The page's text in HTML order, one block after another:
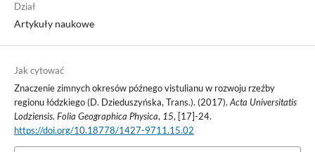
Dział
Artykuły naukowe
Jak cytować
Znaczenie zimnych okresów późnego vistulianu w rozwoju rzeźby
regionu łódzkiego (D. Dzieduszyńska, Trans.). (2017).Acta Universitatis
Lodziensis. Folia Geographica Physica, 15, [17]-24.
https://doi.org/10.18778/1427-9711.15.02